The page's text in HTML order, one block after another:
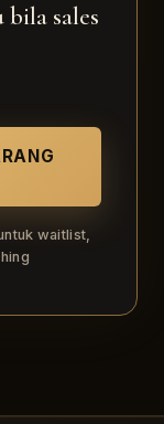
sales
waitlist,